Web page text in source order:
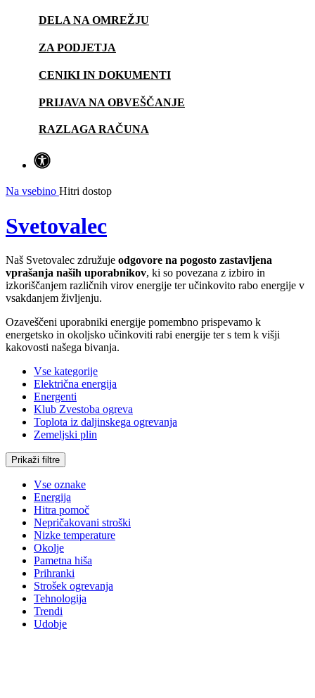
DELA NA OMREŽJU
ZA PODJETJA
CENIKI IN DOKUMENTI
PRIJAVA NA OBVEŠČANJE
RAZLAGA RAČUNA
Na vsebino Hitri dostop
Svetovalec
Naš Svetovalec združuje odgovore na pogosto zastavljena
vprašanja naših uporabnikov, ki so povezana z izbiro in
izkoriščanjem različnih virov energije ter učinkovito rabo energije v
vsakdanjem življenju.
Ozaveščeni uporabniki energije pomembno prispevamo k
energetsko in okoljsko učinkoviti rabi energije ter s tem k višji
kakovosti našega bivanja.
Vse kategorije
Električna energija
Energenti
Klub Zvestoba ogreva
Toplota iz daljinskega ogrevanja
Zemeljski plin
Prikaži filtre
Vse oznake
Energija
Hitra pomoč
Nepričakovani stroški
Nizke temperature
Okolje
Pametna hiša
Prihranki
Strošek ogrevanja
Tehnologija
Trendi
Udobje